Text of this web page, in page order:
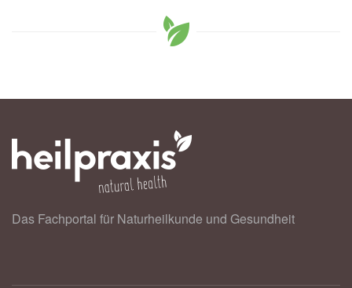
Das Fachportal für Naturheilkunde und Gesundheit